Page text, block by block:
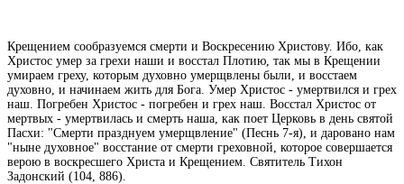
Крещением сообразуемся смерти и Воскресению Христову. Ибо, как
Христос умер за грехи наши и восстал Плотию, так мы в Крещении
умираем греху, которым духовно умерщвлены были, и восстаем
духовно, и начинаем жить для Бога. Умер Христос - умертвился и грех
наш. Погребен Христос - погребен и грех наш. Восстал Христос от
мертвых - умертвилась и смерть наша, как поет Церковь в день святой
Пасхи: "Смерти празднуем умерщвление" (Песнь 7-я), и даровано нам
"ныне духовное" восстание от смерти греховной, которое совершается
верою в воскресшего Христа и Крещением. Святитель Тихон
Задонский (104, 886).